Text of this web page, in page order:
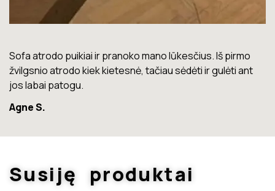
Lova labai gera. Šiuo metu neturiu jokių nusiskundimų.
Marius T.
Susiję produktai